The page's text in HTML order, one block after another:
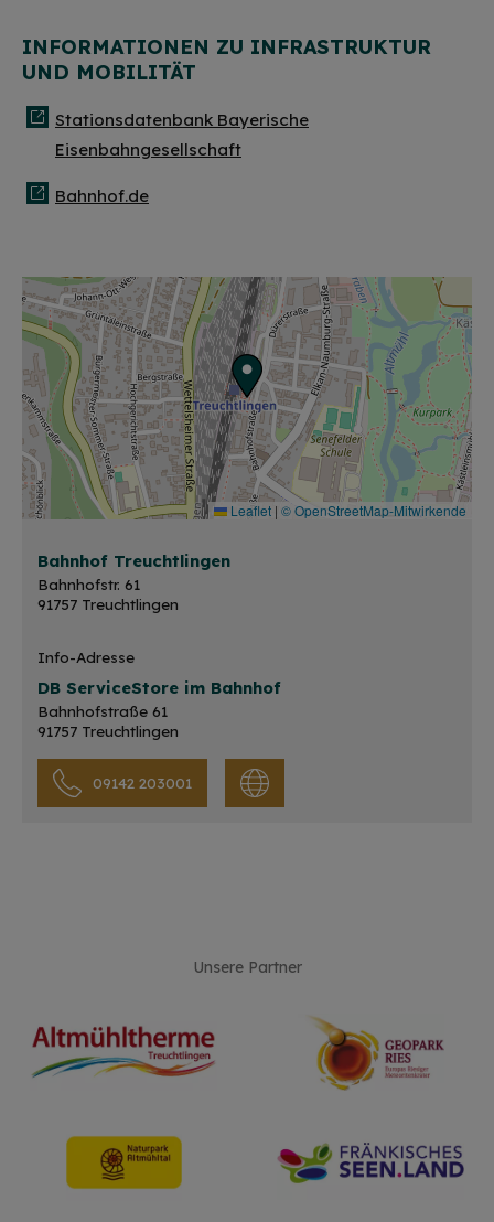
INFORMATIONEN ZU INFRASTRUKTUR
UND MOBILITÄT
Stationsdatenbank Bayerische
Eisenbahngesellschaft
Bahnhof.de
Leaflet | © OpenStreetMap-Mitwirkende
Bahnhof Treuchtlingen
Bahnhofstr. 61
91757 Treuchtlingen
Info-Adresse
DB ServiceStore im Bahnhof
Bahnhofstraße 61
91757 Treuchtlingen
09142 203001
Unsere Partner